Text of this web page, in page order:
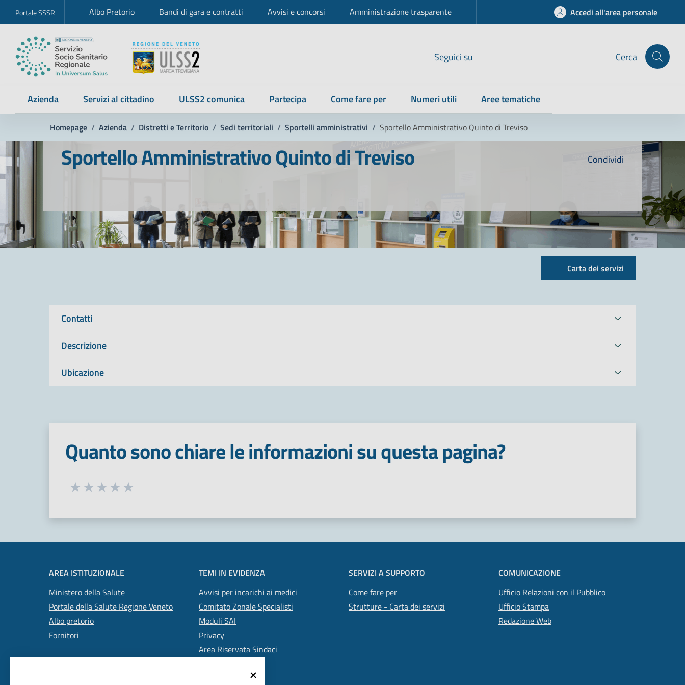
Portale SSSR Albo Pretorio Bandi di gara e contratti Avvisi e concorsi Amministrazione trasparente Accedi all'area personale
Seguici su Cerca
Azienda Servizi al cittadino ULSS2 comunica Partecipa Come fare per Numeri utili Aree tematiche
Homepage / Azienda / Distretti e Territorio / Sedi territoriali / Sportelli amministrativi / Sportello Amministrativo Quinto di Treviso
Condividi
Sportello Amministrativo Quinto di Treviso
Carta dei servizi
Contatti
Descrizione
Ubicazione
Quanto sono chiare le informazioni su questa pagina?
Seleziona una valutazione da 1 a 5 stelle
AREA ISTITUZIONALE
Ministero della Salute
Portale della Salute Regione Veneto
Albo pretorio
Fornitori
TEMI IN EVIDENZA
Avvisi per incarichi ai medici
Comitato Zonale Specialisti
Moduli SAI
Privacy
Area Riservata Sindaci
SERVIZI A SUPPORTO
Come fare per
Strutture - Carta dei servizi
COMUNICAZIONE
Ufficio Relazioni con il Pubblico
Ufficio Stampa
Redazione Web